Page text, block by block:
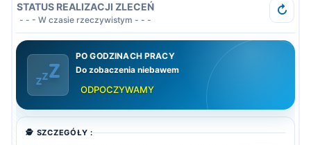
STATUS REALIZACJI ZLECEŃ
- - - W czasie rzeczywistym - - -
↻
PO GODZINACH PRACY
Do zobaczenia niebawem
ODPOCZYWAMY
🕵️ SZCZEGÓŁY :